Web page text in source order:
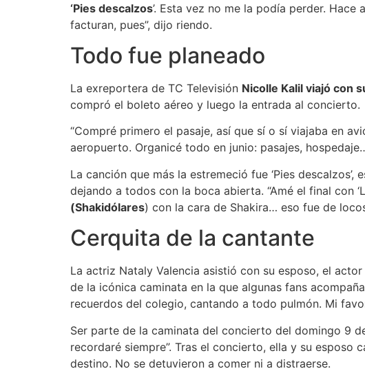
‘Pies descalzos’. Esta vez no me la podía perder.
facturan, pues”, dijo riendo.
Todo fue planeado
La exreportera de TC Televisión Nicolle Kalil viajó con
compró el boleto aéreo y luego la entrada al concierto.
“Compré primero el pasaje, así que sí o sí viajaba en
aeropuerto. Organicé todo en junio: pasajes,
La canción que más la estremeció fue ‘Pies
dejando a todos con la boca abierta. “Amé el final con
(Shakidólares) con la cara de Shakira… eso fue de
Cerquita de la cantante
La actriz Nataly Valencia asistió con su esposo, el
de la icónica caminata en la que algunas fans
recuerdos del colegio, cantando a todo pulmón. Mi
Ser parte de la caminata del concierto del domingo 9
recordaré siempre”. Tras el concierto, ella y su
destino. No se detuvieron a comer ni a distraerse.